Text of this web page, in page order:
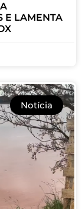
E LAMENTA
Notícia